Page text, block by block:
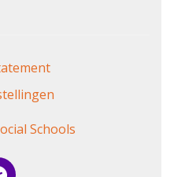
Schools